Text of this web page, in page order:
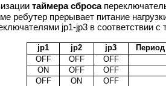
таймера сброса
ребутер прерывает питание
jp1-jp3 в соответствии с
jp1
OFF
jp2 jp3
OFF
OFF
OFF
OFF
OFF
ON
OFF
ON